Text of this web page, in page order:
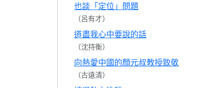
也談「定位」問題
（呂有才）
道盡我心中要說的話
（沈持衡）
向熱愛中國的顏元叔教授致敬
（古遠清）